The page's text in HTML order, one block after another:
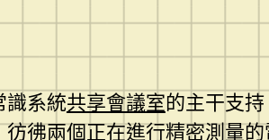
識系統共享會議室的主干支
彿兩個正在進行精密測量